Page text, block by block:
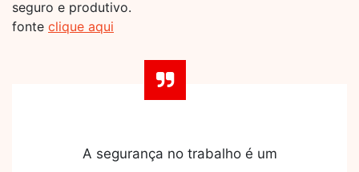
seguro e produtivo.
fonte clique aqui
A segurança no trabalho é um